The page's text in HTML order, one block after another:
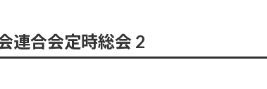
連合会定時総会 2